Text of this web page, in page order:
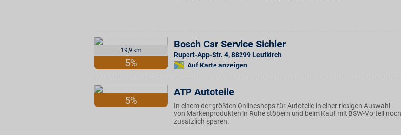
19,9 km
5%
Bosch Car Service Sichler
Rupert-App-Str. 4,88299 Leutkirch
Auf Karte anzeigen
5%
ATP Autoteile
In einem der größten Onlineshops für Autoteile in einer riesigen Auswahl
von Markenprodukten in Ruhe stöbern und beim Kauf mit BSW-Vorteil noch
zusätzlich sparen.